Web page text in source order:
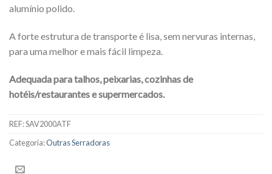
alumínio polido.
A forte estrutura de transporte é lisa, sem nervuras internas,
para uma melhor e mais fácil limpeza.
Adequada para talhos, peixarias, cozinhas de
hotéis/restaurantes e supermercados.
REF:SAV2000ATF
Categoria:Outras Serradoras